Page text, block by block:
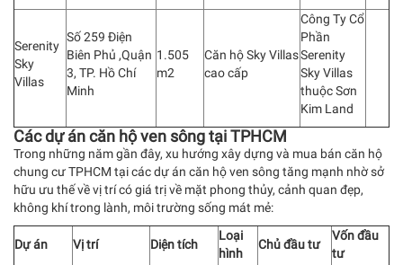
Serenity
Sky
Villas
Số 259 Điện
Biên Phủ ,Quận
3, TP. Hồ Chí
Minh
1.505
m2
Căn hộ Sky Villas
cao cấp
Công Ty Cổ
Phần
Serenity
Sky Villas
thuộc Sơn
Kim Land
Các dự án căn hộ ven sông tại TPHCM
Trong những năm gần đây, xu hướng xây dựng và mua bán căn hộ
chung cư TPHCM tại các dự án căn hộ ven sông tăng mạnh nhờ sở
hữu ưu thế về vị trí có giá trị về mặt phong thủy, cảnh quan đẹp,
không khí trong lành, môi trường sống mát mẻ:
Dự án Vị trí Diện tích
Loại
hình
Chủ đầu tư
Vốn đầu
tư